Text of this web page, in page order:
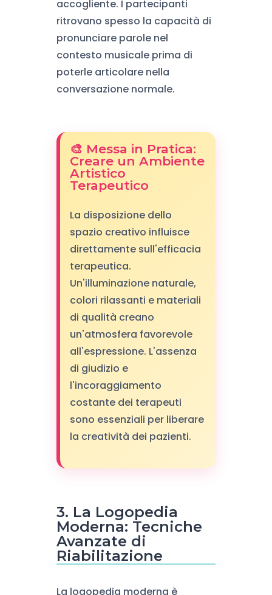
accogliente. I partecipanti
ritrovano spesso la capacità di
pronunciare parole nel
contesto musicale prima di
poterle articolare nella
conversazione normale.
🎨 Messa in Pratica:
Creare un Ambiente
Artistico
Terapeutico
La disposizione dello
spazio creativo influisce
direttamente sull'efficacia
terapeutica.
Un'illuminazione naturale,
colori rilassanti e materiali
di qualità creano
un'atmosfera favorevole
all'espressione. L'assenza
di giudizio e
l'incoraggiamento
costante dei terapeuti
sono essenziali per liberare
la creatività dei pazienti.
3. La Logopedia
Moderna: Tecniche
Avanzate di
Riabilitazione
La logopedia moderna è